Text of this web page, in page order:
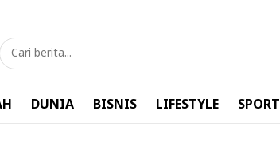
DUNIA BISNIS LIFESTYLE SPORT